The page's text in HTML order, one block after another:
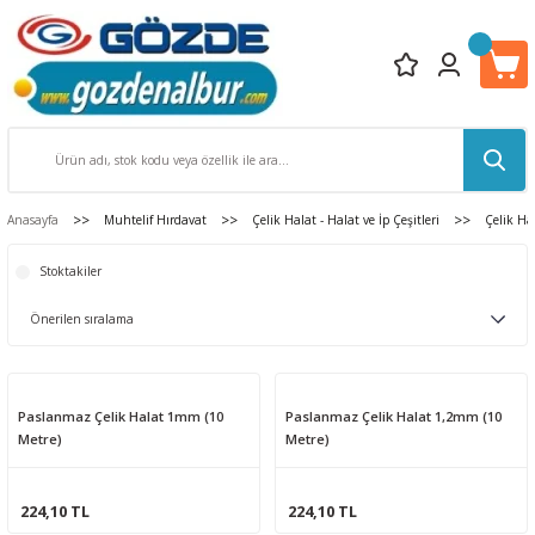
Anasayfa Muhtelif Hırdavat Çelik Halat - Halat ve İp Çeşitleri Çelik
Stoktakiler
Paslanmaz Çelik Halat 1mm (10
Metre)
224,10 TL
Paslanmaz Çelik Halat 1,2mm (10
Metre)
224,10 TL